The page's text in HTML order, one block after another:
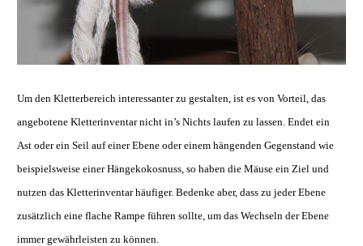
Um den Kletterbereich interessanter zu gestalten, ist es von Vorteil, das
angebotene Kletterinventar nicht in’s Nichts laufen zu lassen. Endet ein
Ast oder ein Seil auf einer Ebene oder einem hängenden Gegenstand wie
beispielsweise einer Hängekokosnuss, so haben die Mäuse ein Ziel und
nutzen das Kletterinventar häufiger. Bedenke aber, dass zu jeder Ebene
zusätzlich eine flache Rampe führen sollte, um das Wechseln der Ebene
immer gewährleisten zu können.